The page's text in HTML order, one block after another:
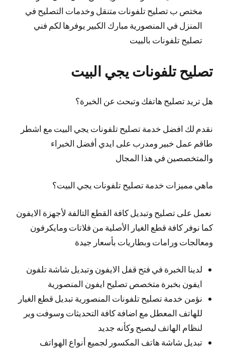
مختص ب تصليح تلفونات متنقل وخدمات التصليح في
المنزل في المنصورية مبارك الكبير يوفرها لكم فني
تصليح تلفونات بالبيت
تصليح تلفونات يجي البيت
هل تريد تصليح هاتفك وتبحث عن الخبرة؟
نقدم لك افضل خدمة تصليح تلفونات يجي البيت مع اشطر
طاقم عمل خبير ومدرب على ايدي أفضل الخبراء
والمتخصصين في هذا المجال
ماهي مميزات خدمة تصليح تلفونات يجي البيت؟
نعمل على تصليح وتبديل كافة القطع التالفة لأجهزة الايفون
كما نوفر كافة قطع الغيار الأصلية من فلاتات ومايكرفون
ومعالجات ورامات وبطاريات بأسعار جيدة
لدينا الخبرة في فتح قفل الايفون وتبديل شاشة تلفون
ايفون بخبرة متخصص تصليح ايفون المنصورية
نؤمن خدمة تصليح تلفونات المنصورية تبديل قطع الغيار
للهاتف المعطل مع اضافة كافة التحديثات وسوفت وير
لنظام الهاتف ليصبح وكأنه جديد
تبديل شاشة هاتف المكسور لجميع أنواع الهواتف